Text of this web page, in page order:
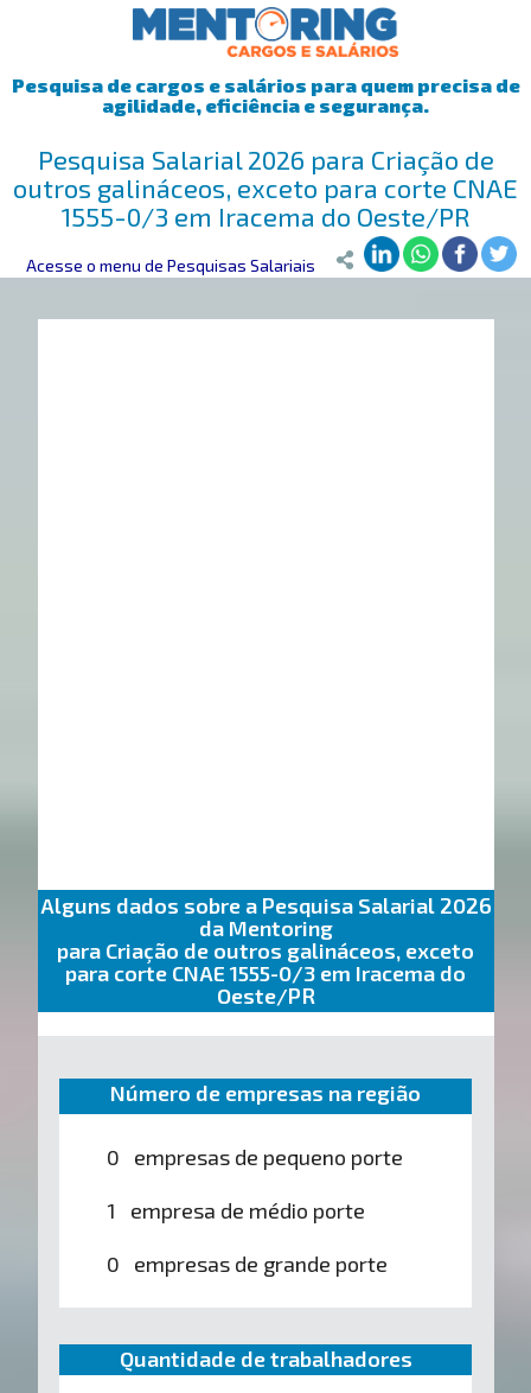
Pesquisa de cargos e salários para quem precisa de
agilidade, eficiência e segurança.
Pesquisa Salarial 2026 para Criação de
outros galináceos, exceto para corte CNAE
1555-0/3 em Iracema do Oeste/PR
Mentoring>Pesquisa Salarial>Iracema do Oeste/PR>Criação de
Acesse o menu de Pesquisas Salariais
Alguns dados sobre a Pesquisa Salarial 2026
da Mentoring
para Criação de outros galináceos, exceto
para corte CNAE 1555-0/3 em Iracema do
Oeste/PR
Número de empresas na região
0 empresas de pequeno porte
1 empresa de médio porte
0 empresas de grande porte
Quantidade de trabalhadores